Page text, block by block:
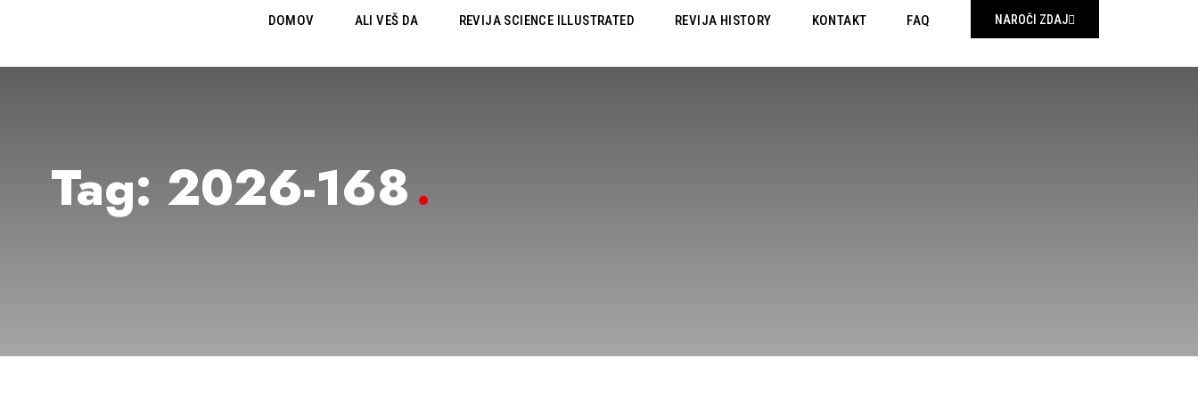
DOMOV ALI VEŠ DA REVIJA SCIENCE ILLUSTRATED REVIJA HISTORY KONTAKT FAQ NAROČI ZDAJ
Tag: 2026-168